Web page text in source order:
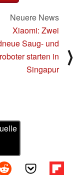
Neuere News
Xiaomi: Zwei
Saug- und
starten in
Singapur
⟩